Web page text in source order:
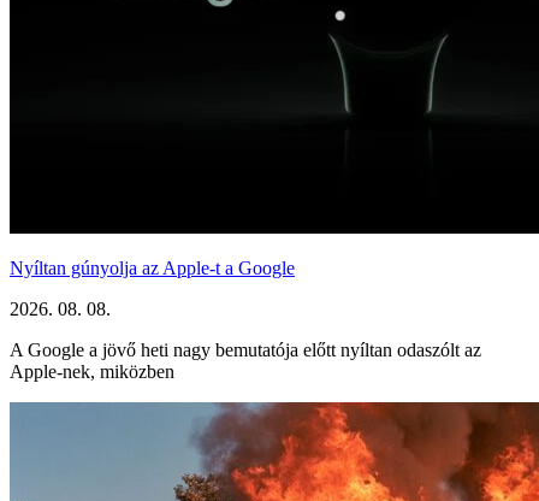
Nyíltan gúnyolja az Apple-t a Google
2026. 08. 08.
A Google a jövő heti nagy bemutatója előtt nyíltan odaszólt az
Apple-nek, miközben